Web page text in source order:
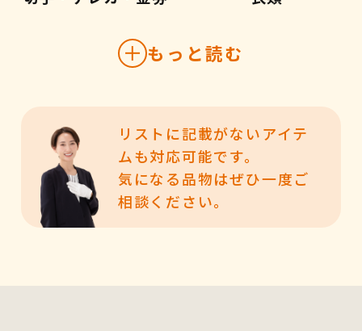
もっと読む
リストに記載がないアイテ
ムも対応可能です。
気になる品物はぜひ一度ご
相談ください。